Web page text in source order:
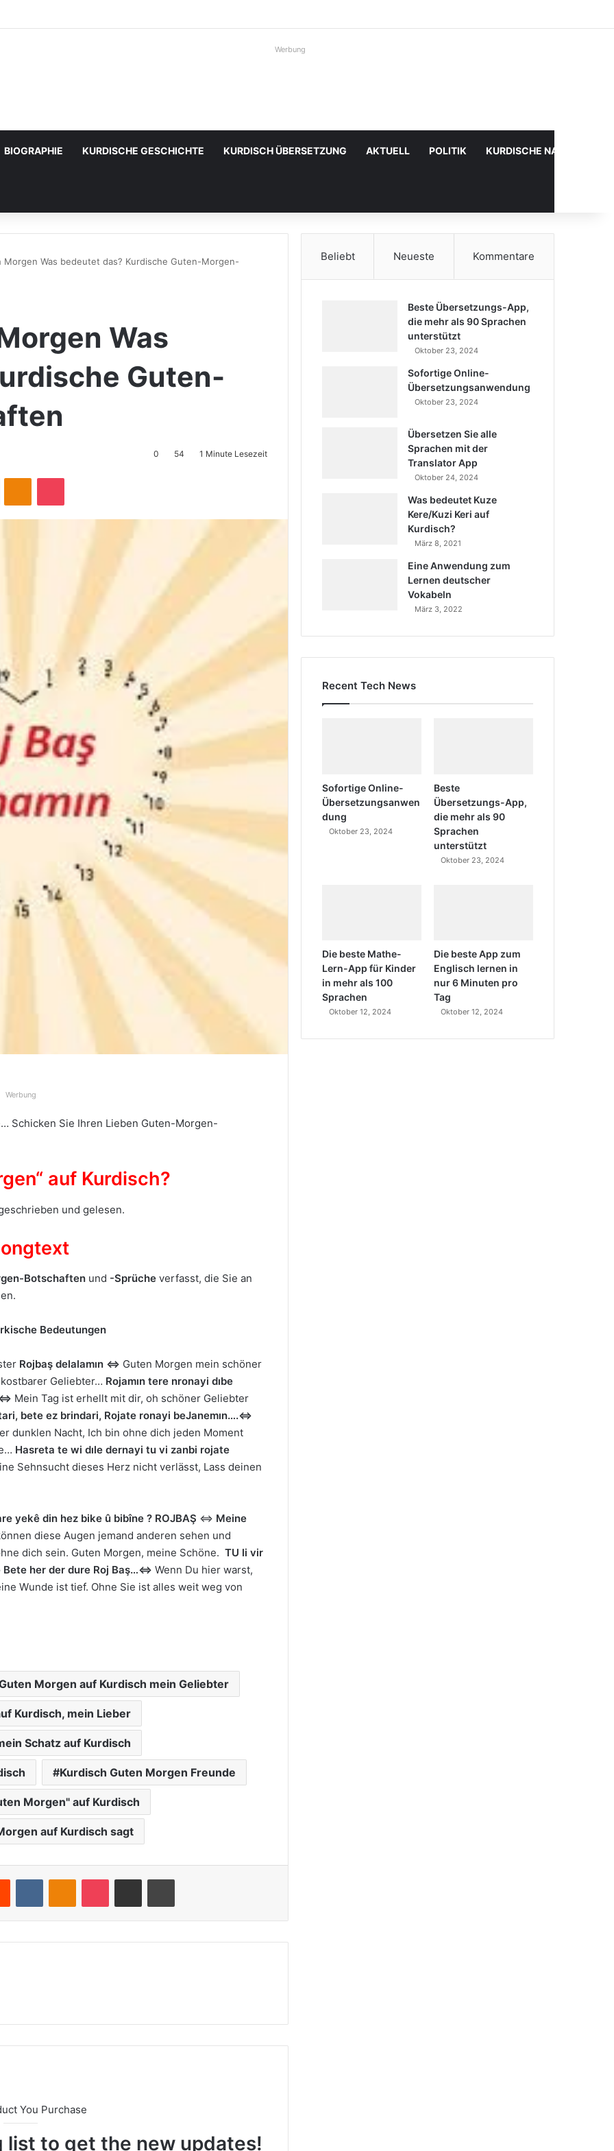
Werbung
BIOGRAPHIE KURDISCHE GESCHICHTE KURDISCH ÜBERSETZUNG AKTUELL POLITIK KURDISCHE
Morgen Was bedeutet das? Kurdische Guten-Morgen-
Was
Guten-
0 54 1 Minute Lesezeit
Werbung
Schicken Sie Ihren Lieben Guten-Morgen-
auf Kurdisch?
und gelesen.
Botschaften und -Sprüche verfasst, die Sie an
Bedeutungen
Rojbaş delalamın ⇔ Guten Morgen mein schöner
Geliebter… Rojamın tere nronayi dıbe
Mein Tag ist erhellt mit dir, oh schöner Geliebter
bete ez brindari, Rojate ronayi beJanemın….⇔
dunklen Nacht, Ich bin ohne dich jeden Moment
Hasreta te wi dıle dernayi tu vi zanbi rojate
Sehnsucht dieses Herz nicht verlässt, Lass deinen
yekê din hez bike û bibîne ? ROJBAŞ ⇔ Meine
diese Augen jemand anderen sehen und
dich sein. Guten Morgen, meine Schöne. TU li vir
her der dure Roj Baş…⇔ Wenn Du hier warst,
Wunde ist tief. Ohne Sie ist alles weit weg von
Morgen auf Kurdisch mein Geliebter
Kurdisch, mein Lieber
Schatz auf Kurdisch
Kurdisch Guten Morgen Freunde
Morgen" auf Kurdisch
auf Kurdisch sagt
You Purchase
list to get the new updates!
Beliebt Neueste Kommentare
Beste Übersetzungs-App,
die mehr als 90 Sprachen
unterstützt
Oktober 23, 2024
Sofortige Online-
Übersetzungsanwendung
Oktober 23, 2024
Übersetzen Sie alle
Sprachen mit der
Translator App
Oktober 24, 2024
Was bedeutet Kuze
Kere/Kuzi Keri auf
Kurdisch?
März 8, 2021
Eine Anwendung zum
Lernen deutscher
Vokabeln
März 3, 2022
Recent Tech News
Sofortige Online-
Übersetzungsanwen
dung
Oktober 23, 2024
Beste
Übersetzungs-App,
die mehr als 90
Sprachen
unterstützt
Oktober 23, 2024
Die beste Mathe-
Lern-App für Kinder
in mehr als 100
Sprachen
Oktober 12, 2024
Die beste App zum
Englisch lernen in
nur 6 Minuten pro
Tag
Oktober 12, 2024